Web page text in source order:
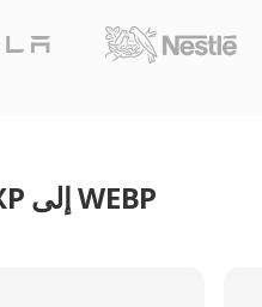
كيفية تحويل EXP إلى WEBP